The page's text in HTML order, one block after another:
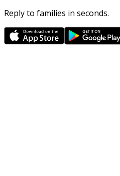
Reply to families in seconds.